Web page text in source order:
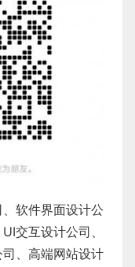
、 软件界面设计公
UI交互设计公司 、
、 高端网站设计